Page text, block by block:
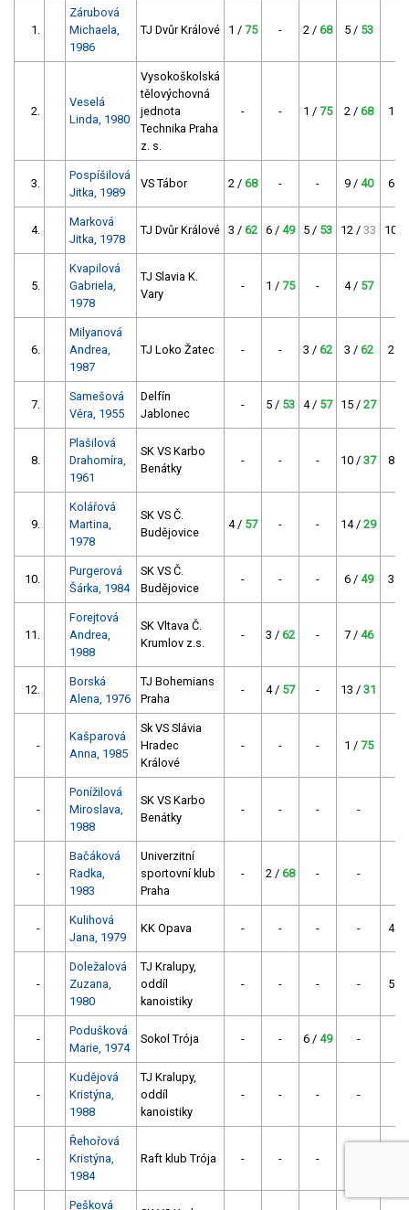
1.
Zárubová
Michaela,
1986
TJ Dvůr Králové 1 / 75 - 2 / 68 5 / 53
2.
Veselá
Linda, 1980
Vysokoškolská
tělovýchovná
jednota
Technika Praha
z. s.
- - 1 / 75 2 / 68 1 /
3.
Pospíšilová
Jitka, 1989
VS Tábor 2 / 68 - - 9 / 40 6 /
4.
Marková
Jitka, 1978
TJ Dvůr Králové 3 / 62 6 / 49 5 / 53 12 / 33 10 /
5.
Kvapilová
Gabriela,
1978
TJ Slavia K.
Vary
- 1 / 75 - 4 / 57
6.
Milyanová
Andrea,
1987
TJ Loko Žatec - - 3 / 62 3 / 62 2 /
7.
Samešová
Věra, 1955
Delfín
Jablonec
- 5 / 53 4 / 57 15 / 27
8.
Plašilová
Drahomíra,
1961
SK VS Karbo
Benátky
- - - 10 / 37 8 /
9.
Kolářová
Martina,
1978
SK VS Č.
Budějovice
4 / 57 - - 14 / 29
10.
Purgerová
Šárka, 1984
SK VS Č.
Budějovice
- - - 6 / 49 3 /
11.
Forejtová
Andrea,
1988
SK Vltava Č.
Krumlov z.s.
- 3 / 62 - 7 / 46
12.
Borská
Alena, 1976
TJ Bohemians
Praha
- 4 / 57 - 13 / 31
-
Kašparová
Anna, 1985
Sk VS Slávia
Hradec
Králové
- - - 1 / 75
-
Ponížilová
Miroslava,
1988
SK VS Karbo
Benátky
- - - -
-
Bačáková
Radka,
1983
Univerzitní
sportovní klub
Praha
- 2 / 68 - -
-
Kulihová
Jana, 1979
KK Opava - - - - 4 /
-
Doležalová
Zuzana,
1980
TJ Kralupy,
oddíl
kanoistiky
- - - - 5 /
-
Podušková
Marie, 1974
Sokol Trója - - 6 / 49 -
-
Kudějová
Kristýna,
1988
TJ Kralupy,
oddíl
kanoistiky
- - - -
-
Řehořová
Kristýna,
1984
Raft klub Trója - - -
Pešková